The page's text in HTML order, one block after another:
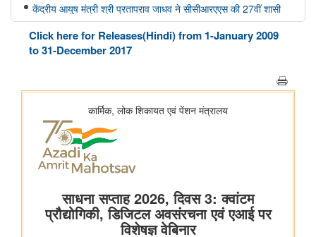
केंद्रीय आयुष मंत्री श्री प्रतापराव जाधव ने सीसीआरएएस की 27वीं शासी
निकाय बैठक की अध्यक्षता की
अंतरिक्ष विभाग
डॉ. जितेंद्र सिंह ने राज्यसभा को गगनयान मिशन और भारत के मानव अंतरिक्ष
अन्वेषण रोडमैप की प्रमुख उपलब्धियों की जानकारी दी
संसद प्रश्न: वैश्विक प्रक्षेपण बाजार में भारत की स्थिति
संसद प्रश्न: अंतरिक्ष प्रौद्योगिकी का विकास
संसद प्रश्न: जम्मू-कश्मीर में इसरो समर्थित अंतरिक्ष प्रौद्योगिकी के अनुप्रयोग
कोयला मंत्रालय
भुवनेश्वरी ओसीपी: नवाचार से उत्पादन को शक्ति और स्थिरता से विकास को
Click here for Releases(Hindi) from 1-January 2009
to 31-December 2017